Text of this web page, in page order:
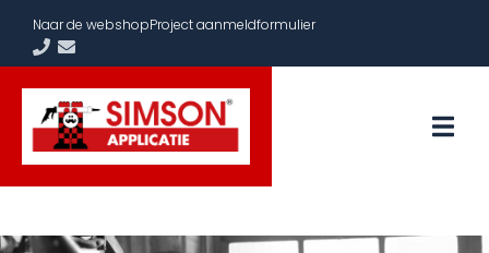
Naar de webshopProject aanmeldformulier